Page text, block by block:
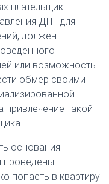
плательщик
ДНТ для
должен
или возможность
обмер своими
привлечение такой
основания
проведены
попасть в квартиру